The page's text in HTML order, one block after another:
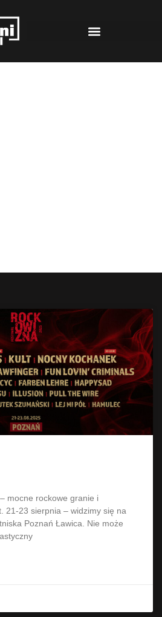
mocne rockowe granie i
21-23 sierpnia – widzimy się na
Poznań Ławica. Nie może